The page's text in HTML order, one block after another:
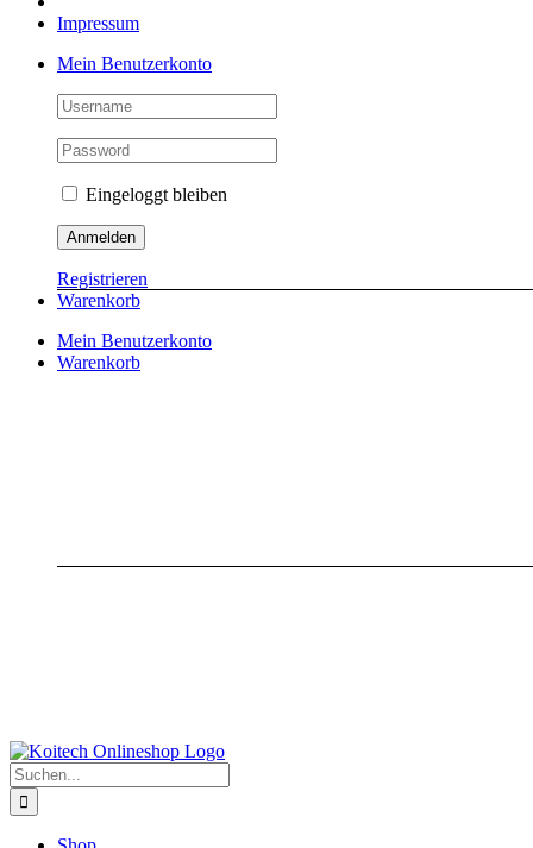
Impressum
Skip
Mein Benutzerkonto
Eingeloggt bleiben
Registrieren
Warenkorb
Mein Benutzerkonto
Warenkorb
Suche
nach: